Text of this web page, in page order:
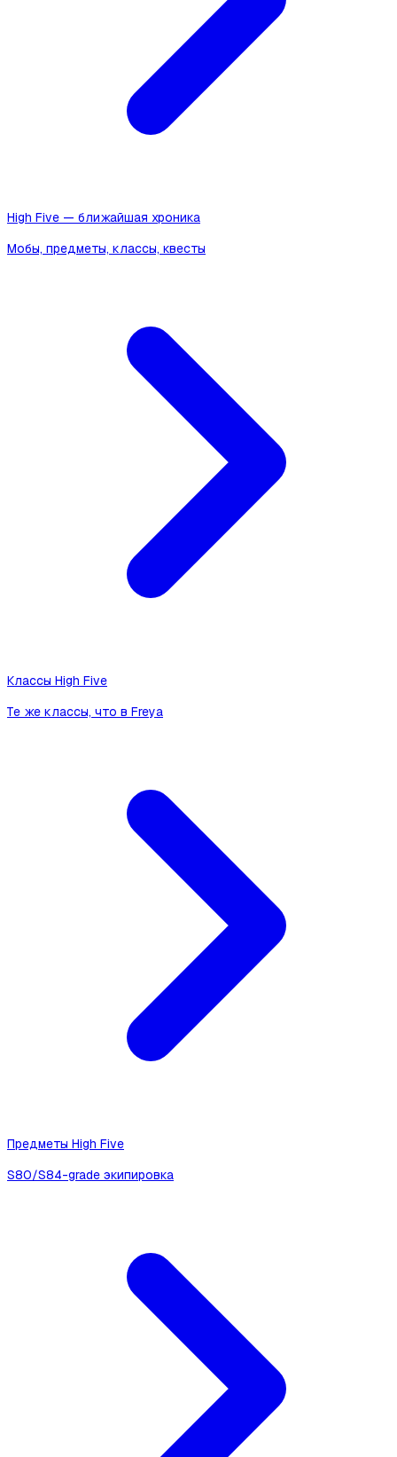
High Five — ближайшая хроника
Мобы, предметы, классы, квесты
Классы High Five
Те же классы, что в Freya
Предметы High Five
S80/S84-grade экипировка